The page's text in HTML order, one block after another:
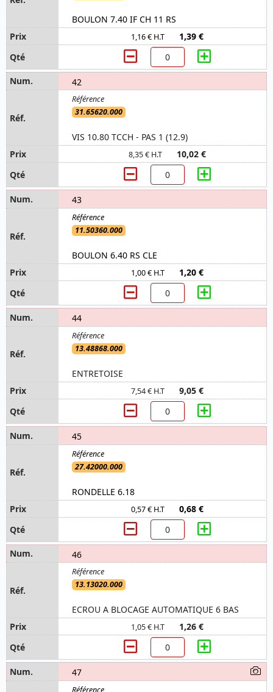
BOULON 7.40 IF CH 11 RS
1,16 € H.T 1,39 €
42
31.65620.000
VIS 10.80 TCCH - PAS 1 (12.9)
8,35 € H.T 10,02 €
43
11.50360.000
BOULON 6.40 RS CLE
1,00 € H.T 1,20 €
44
13.48868.000
ENTRETOISE
7,54 € H.T 9,05 €
45
27.42000.000
RONDELLE 6.18
0,57 € H.T 0,68 €
46
13.13020.000
ECROU A BLOCAGE AUTOMATIQUE 6 BAS
1,05 € H.T 1,26 €
47